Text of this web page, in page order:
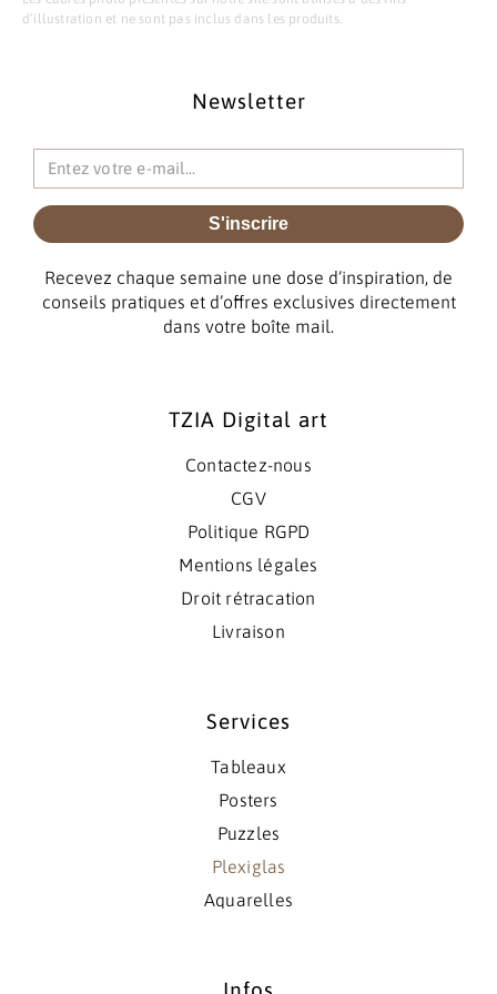
d’illustration et ne sont pas inclus dans les produits.
Newsletter
S'inscrire
Recevez chaque semaine une dose d’inspiration, de
conseils pratiques et d’offres exclusives directement
dans votre boîte mail.
TZIA Digital art
Contactez-nous
CGV
Politique RGPD
Mentions légales
Droit rétracation
Livraison
Services
Tableaux
Posters
Puzzles
Plexiglas
Aquarelles